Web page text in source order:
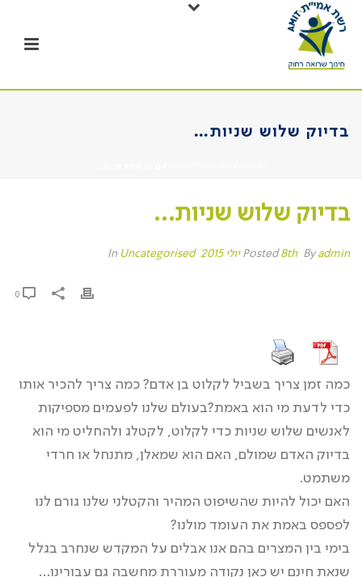
בדיוק שלוש שניות…
בדיוק שלוש שניות…
Byadmin
Posted8th יולי 2015 In
Uncategorised
כמה זמן צריך בשביל לקלוט בן אדם? כמה צריך להכיר אותו
כדי לדעת מי הוא באמת?בעולם שלנו לפעמים מספיקות
לאנשים שלוש שניות כדי לקלוט, לקטלג ולהחליט מי הוא
בדיוק האדם שמולם, האם הוא שמאלן, מתנחל או חרדי
משתמט.
האם יכול להיות שהשיפוט המהיר והקטלני שלנו גורם לנו
לפספס באמת את העומד מולנו?
בימי בין המצרים בהם אנו אבלים על המקדש שנחרב בגלל
שנאת חינם יש כאן נקודה מעוררת מחשבה גם עבורינו…